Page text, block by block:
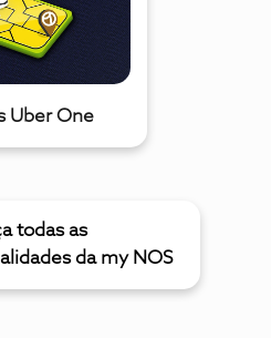
Uber One
todas as
da my NOS